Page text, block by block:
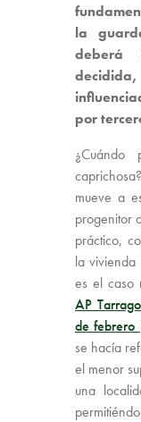
la
deberá
por
¿Cuándo
mueve a
progenitor
práctico,
la vivienda
es el caso
AP
de
se hacía
el menor
una